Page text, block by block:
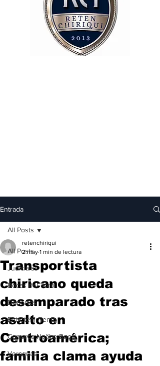
Entrada
All Posts
Judiciales
Bocas del Toro
Deportes
Entretenimiento
Comarca Ngäbe-Buglé
Veraguas
All Posts
Transportista
chiricano queda
desamparado tras
asalto en
Centroamérica;
familia clama ayuda
retenchiriqui
2 may 1 min de lectura